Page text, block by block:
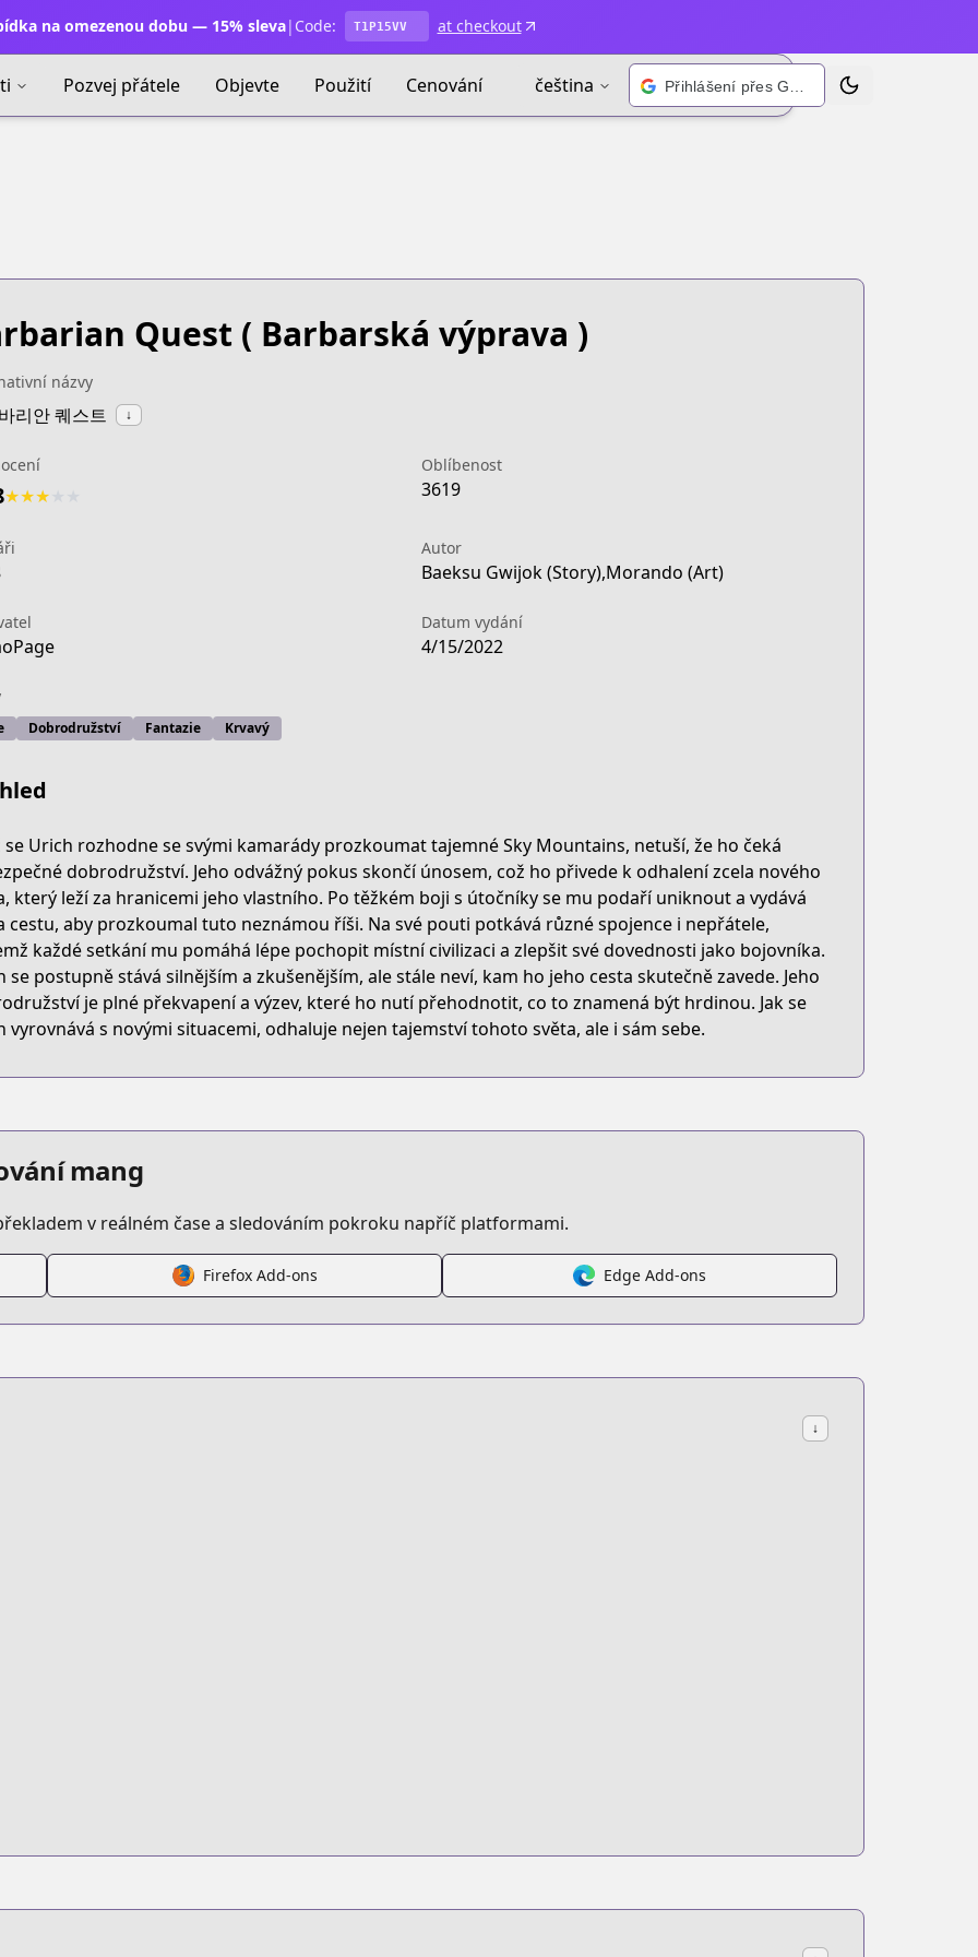
na omezenou dobu — 15% sleva| Code: T1P15VV at checkout
Pozvej přátele Objevte Použití Cenování čeština Přepnout motiv
info
Quest ( Barbarská výprava )
názvy
리안 퀘스트 ↓
★★★
Oblíbenost
3619
Autor
Baeksu Gwijok (Story),Morando (Art)
Datum vydání
4/15/2022
Dobrodružství Fantazie Krvavý
se Urich rozhodne se svými kamarády prozkoumat tajemné Sky Mountains, netuší, že ho čeká
dobrodružství. Jeho odvážný pokus skončí únosem, což ho přivede k odhalení zcela nového
který leží za hranicemi jeho vlastního. Po těžkém boji s útočníky se mu podaří uniknout a vydává
cestu, aby prozkoumal tuto neznámou říši. Na své pouti potkává různé spojence i nepřátele,
každé setkání mu pomáhá lépe pochopit místní civilizaci a zlepšit své dovednosti jako bojovníka.
se postupně stává silnějším a zkušenějším, ale stále neví, kam ho jeho cesta skutečně zavede. Jeho
je plné překvapení a výzev, které ho nutí přehodnotit, co to znamená být hrdinou. Jak se
vyrovnává s novými situacemi, odhaluje nejen tajemství tohoto světa, ale i sám sebe.
mang
v reálném čase a sledováním pokroku napříč platformami.
Firefox Add-ons Edge Add-ons
↓